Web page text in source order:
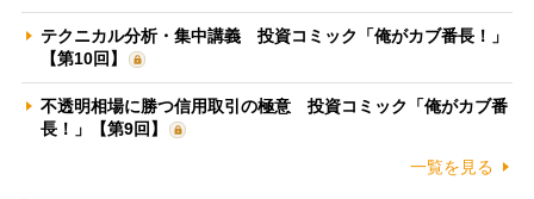
テクニカル分析・集中講義 投資コミック「俺がカブ番長！」
【第10回】
不透明相場に勝つ信用取引の極意 投資コミック「俺がカブ番
長！」【第9回】
一覧を見る